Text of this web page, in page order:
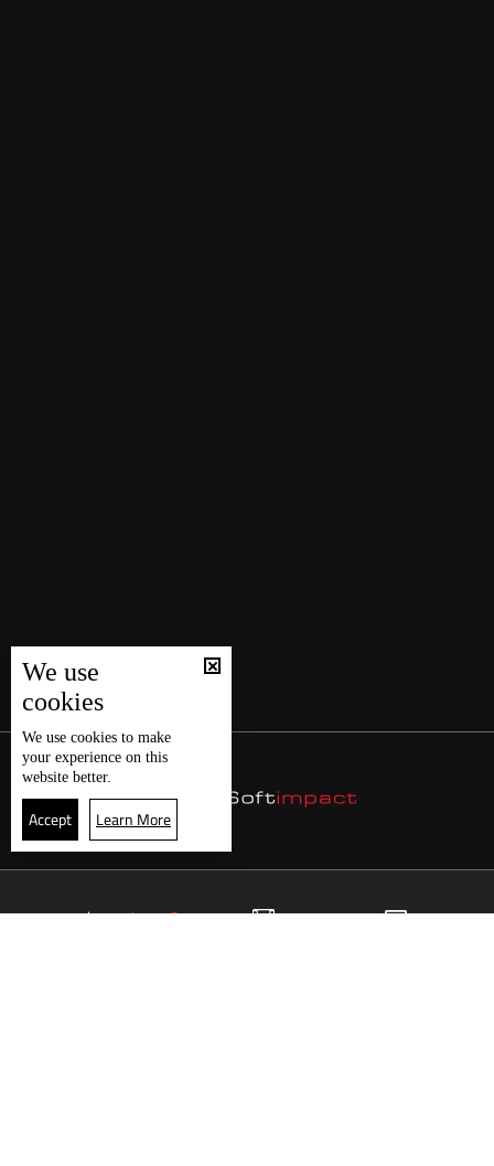
17
We use
cookies
We use cookies to make
your experience on this
website better.
Accept Learn More
موقع البرامج الجدول البث المباشر